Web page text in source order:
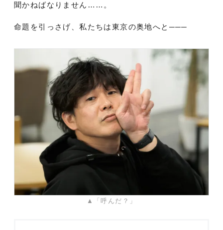
聞かねばなりません……。
命題を引っさげ、私たちは東京の奥地へと───
▲「呼んだ？」